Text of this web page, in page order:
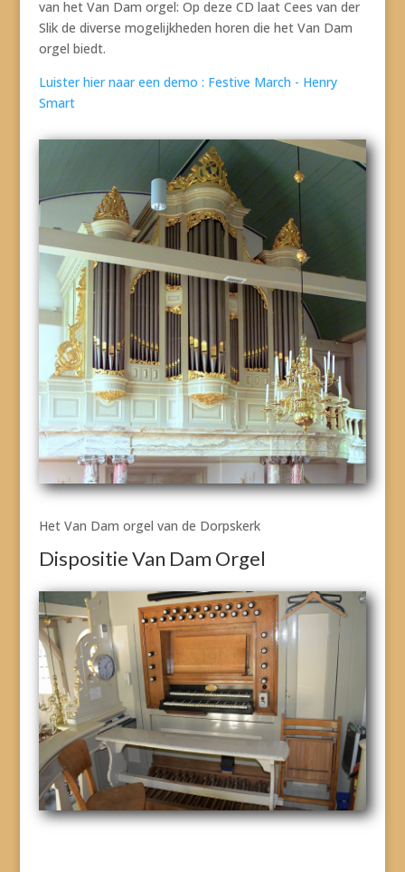
van het Van Dam orgel: Op deze CD laat Cees van der
Slik de diverse mogelijkheden horen die het Van Dam
orgel biedt.
Luister hier naar een demo : Festive March - Henry
Smart
Het Van Dam orgel van de Dorpskerk
Dispositie Van Dam Orgel